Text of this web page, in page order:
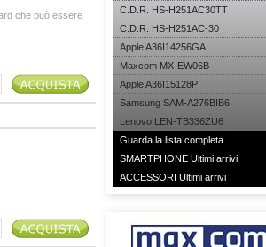
che può essere
C.D.R. HS-H251AC30TT
C.D.R. HS-H251AC-30
Apple A36I14256GA
Maxcom MX-EW06B
Apple A36I15128P
Samsung SAM-A276BIB6
Lenovo LEN-TB336ZU6
Guarda la lista completa
SMARTPHONE Ultimi arrivi
ACCESSORI Ultimi arrivi